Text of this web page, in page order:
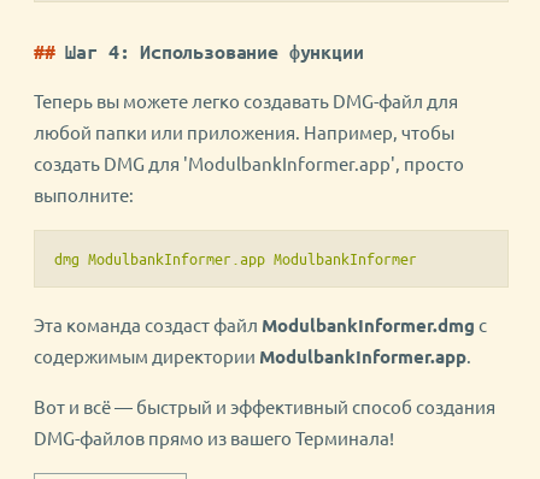
Шаг 4: Использование функции
Теперь вы можете легко создавать DMG-файл для
любой папки или приложения. Например, чтобы
создать DMG для 'ModulbankInformer.app', просто
выполните:
dmg ModulbankInformer.app ModulbankInformer
Эта команда создаст файл ModulbankInformer.dmg с
содержимым директории ModulbankInformer.app.
Вот и всё — быстрый и эффективный способ создания
DMG-файлов прямо из вашего Терминала!